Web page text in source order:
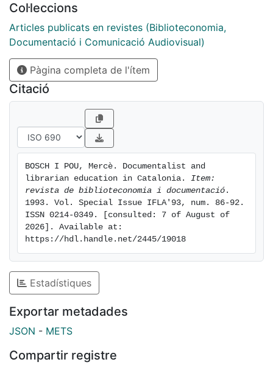
Col·leccions
Articles publicats en revistes (Biblioteconomia,
Documentació i Comunicació Audiovisual)
Pàgina completa de l'ítem
Citació
BOSCH I POU, Mercè. Documentalist and
librarian education in Catalonia. Item:
revista de biblioteconomia i documentació .
1993. Vol. Special Issue IFLA'93, num. 86-92.
ISSN 0214-0349. [consulted: 7 of August of
2026]. Available at:
https://hdl.handle.net/2445/19018
Estadístiques
Exportar metadades
JSON - METS
Compartir registre